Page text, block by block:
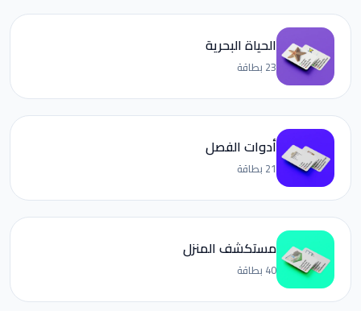
الحياة البحرية
23 بطاقة
أدوات الفصل
21 بطاقة
مستكشف المنزل
40 بطاقة